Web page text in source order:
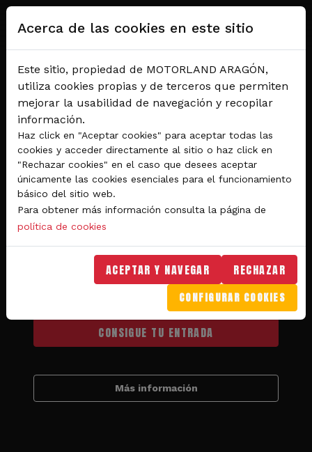
Pasar al contenido principal
Del 28 al 30 de agosto 2026
Circuito de velocidad
GRAN PREMIO
MICHELIN® DE ARAGÓN
DE MOTOGP™ 2026
CONSIGUE TU ENTRADA
Más información
Acerca de las cookies en este sitio
Este sitio, propiedad de MOTORLAND ARAGÓN,
utiliza cookies propias y de terceros que permiten
mejorar la usabilidad de navegación y recopilar
información.
Haz click en "Aceptar cookies" para aceptar todas las
cookies y acceder directamente al sitio o haz click en
"Rechazar cookies" en el caso que desees aceptar
únicamente las cookies esenciales para el funcionamiento
básico del sitio web.
Para obtener más información consulta la página de
política de cookies
ACEPTAR Y NAVEGAR RECHAZAR
CONFIGURAR COOKIES